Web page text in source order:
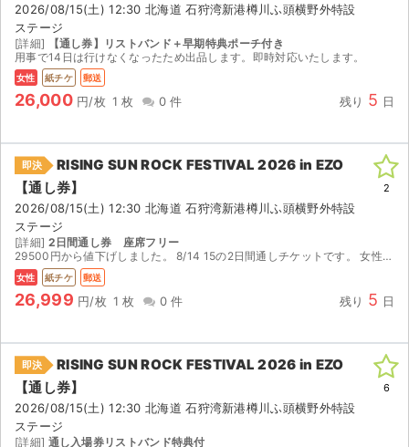
2026/08/15(土) 12:30 北海道 石狩湾新港樽川ふ頭横野外特設
ステージ
[詳細]
【通し券】リストバンド＋早期特典ポーチ付き
用事で14日は行けなくなったため出品します。即時対応いたします。
女性 紙チケ 郵送
26,000 円/枚 1 枚 0 件 残り 5 日
即決
RISING SUN ROCK FESTIVAL 2026 in EZO
【通し券】
2026/08/15(土) 12:30 北海道 石狩湾新港樽川ふ頭横野外特設
ステージ
[詳細] 2日間通し券 座席フリー
29500円から値下げしました。 8/14 15の2日間通しチケットです。 女性名義と書いてますが、アームバンドが入場チケットそのものとなります。電子対応はできません。チケットは届いたのでご購...
女性 紙チケ 郵送
26,999 円/枚 1 枚 0 件 残り 5 日
2
即決
RISING SUN ROCK FESTIVAL 2026 in EZO
【通し券】
2026/08/15(土) 12:30 北海道 石狩湾新港樽川ふ頭横野外特設
ステージ
[詳細] 通し入場券リストバンド特典付
6